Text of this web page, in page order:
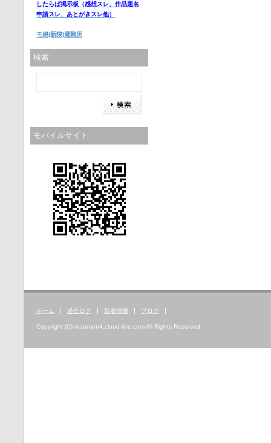
したらば掲示板 （感想スレ、作品題名
申請スレ、あとがきスレ他）
モ娘(新狼)避難所
検索
モバイルサイト
ホーム 過去ログ 新着情報 ブログ
Copyright (C) resonant4.cloud-line.com All Rights Reserved.